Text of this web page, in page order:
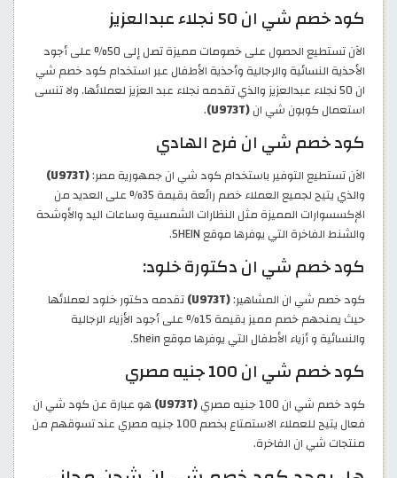
كود خصم شي ان 50 نجلاء عبدالعزيز
الآن تستطيع الحصول على خصومات مميزة تصل إلى 50% على أجود
الأحذية النسائية والرجالية وأحذية الأطفال عبر استخدام كود خصم شي
ان 50 نجلاء عبدالعزيز والذي تقدمه نجلاء عبد العزيز لعملائها. ولا تنسى
استعمال كوبون شي ان(U973T)
.
كود خصم شي ان فرح الهادي
الآن تستطيع التوفير باستخدام كود شي ان جمهورية مصر:(U973T)
والذي يتيح لجميع العملاء خصم رائعة بقيمة 35% على العديد من
الإكسسوارات المميزة مثل النظارات الشمسية وساعات اليد والأوشحة
والشنط الفاخرة التي يوفرها موقع SHEIN.
كود خصم شي ان دكتورة خلود:
كود خصم شي ان المشاهير:(U973T)
تقدمه دكتور خلود لعملائها
حيث يمنحهم خصم مميز بقيمة 15% على أجود الأزياء الرجالية
والنسائية و أزياء الأطفال التي يوفرها موقع Shein.
كود خصم شي ان 100 جنيه مصري
كود خصم شي ان 100 جنيه مصري (U973T)
هو عبارة عن كود شي ان
فعال يتيح للعملاء الاستمتاع بخصم 100 جنيه مصري عند تسوقهم من
منتجات شي ان الفاخرة.